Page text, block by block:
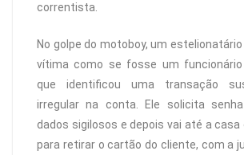
correntista.
No golpe do motoboy, um estelionatário
vítima como se fosse um
que identificou uma transação
irregular na conta. Ele solicita
dados sigilosos e depois vai até a casa
para retirar o cartão do cliente, com a